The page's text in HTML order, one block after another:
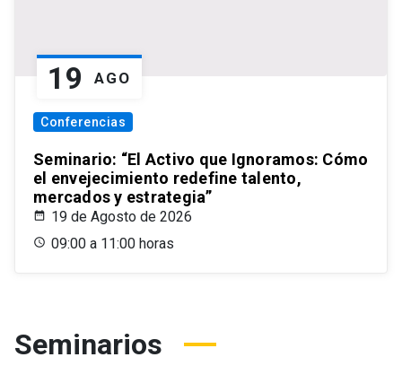
19 AGO
Conferencias
Seminario: “El Activo que Ignoramos: Cómo
el envejecimiento redefine talento,
mercados y estrategia”
19 de Agosto de 2026
09:00 a 11:00 horas
Seminarios